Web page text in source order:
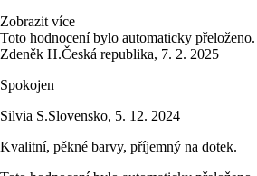
Zobrazit více
Toto hodnocení bylo automaticky přeloženo.
Zdeněk H.Česká republika, 7. 2. 2025
Spokojen
Silvia S.Slovensko, 5. 12. 2024
Kvalitní, pěkné barvy, příjemný na dotek.